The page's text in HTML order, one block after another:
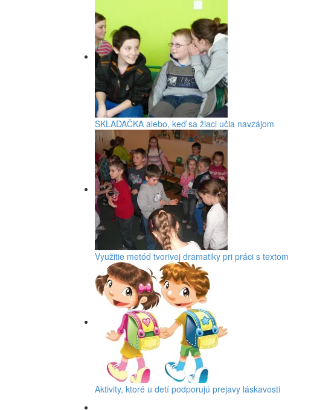
SKLADAČKA alebo, keď sa žiaci učia navzájom
Využitie metód tvorivej dramatiky pri práci s textom
Aktivity, ktoré u detí podporujú prejavy láskavosti